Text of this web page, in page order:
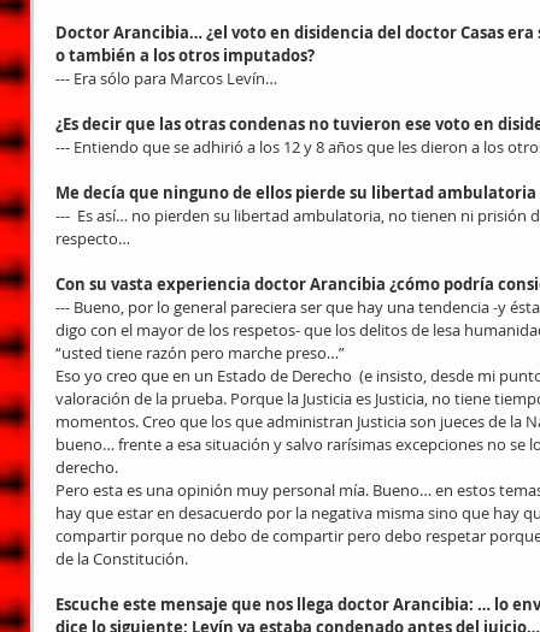
Doctor Arancibia… ¿el voto en disidencia del doctor Casas
o también a los otros imputados?
--- Era sólo para Marcos Levín…
¿Es decir que las otras condenas no tuvieron ese voto en
--- Entiendo que se adhirió a los 12 y 8 años que les dieron a los
Me decía que ninguno de ellos pierde su libertad
---  Es así… no pierden su libertad ambulatoria, no tienen ni prisión
respecto…
Con su vasta experiencia doctor Arancibia ¿cómo podría
--- Bueno, por lo general pareciera ser que hay una tendencia -y
digo con el mayor de los respetos- que los delitos de lesa
“usted tiene razón pero marche preso…”
Eso yo creo que en un Estado de Derecho  (e insisto, desde mi
valoración de la prueba. Porque la Justicia es Justicia, no tiene
momentos. Creo que los que administran Justicia son jueces de la
bueno… frente a esa situación y salvo rarísimas excepciones no se
derecho.
Pero esta es una opinión muy personal mía. Bueno… en estos
hay que estar en desacuerdo por la negativa misma sino que hay
compartir porque no debo de compartir pero debo respetar
de la Constitución.
Escuche este mensaje que nos llega doctor Arancibia: … lo
dice lo siguiente: Levín ya estaba condenado antes del